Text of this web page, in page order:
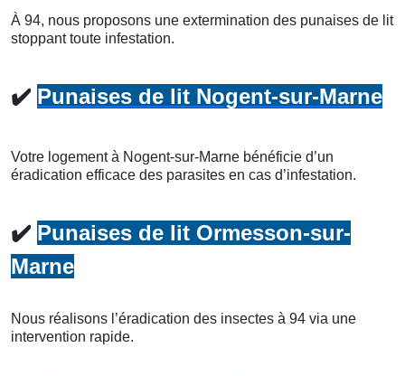
À 94, nous proposons une extermination des punaises de lit
stoppant toute infestation.
✔️ Punaises de lit Nogent-sur-Marne
Votre logement à Nogent-sur-Marne bénéficie d’un
éradication efficace des parasites en cas d’infestation.
✔️ Punaises de lit Ormesson-sur-
Marne
Nous réalisons l’éradication des insectes à 94 via une
intervention rapide.